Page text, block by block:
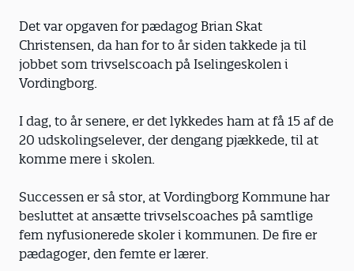
Det var opgaven for pædagog Brian Skat
Christensen, da han for to år siden takkede ja til
jobbet som trivselscoach på Iselingeskolen i
Vordingborg.
I dag, to år senere, er det lykkedes ham at få 15 af de
20 udskolingselever, der dengang pjækkede, til at
komme mere i skolen.
Successen er så stor, at Vordingborg Kommune har
besluttet at ansætte trivselscoaches på samtlige
fem nyfusionerede skoler i kommunen. De fire er
pædagoger, den femte er lærer.